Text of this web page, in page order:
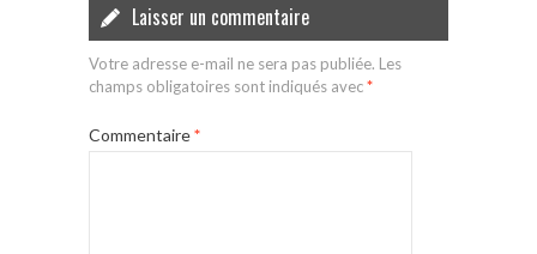
Laisser un commentaire
Votre adresse e-mail ne sera pas publiée. Les
champs obligatoires sont indiqués avec*
Commentaire*